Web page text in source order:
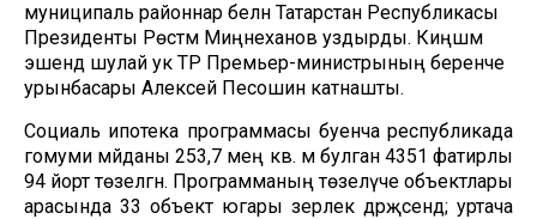
муниципаль районнар белән Татарстан Республикасы
Президенты Рөстәм Миңнеханов уздырды. Киңәшмә
эшендә шулай ук ТР Премьер-министрының беренче
урынбасары Алексей Песошин катнашты.
Социаль ипотека программасы буенча республикада
гомуми мәйданы 253,7 мең кв. м булган 4351 фатирлы
94 йорт төзелгән. Программаның төзелүче объектлары
арасында 33 объект югары әзерлек дәрәҗәсендә; уртача